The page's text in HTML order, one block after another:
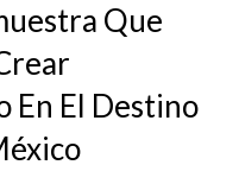
Que
En El Destino